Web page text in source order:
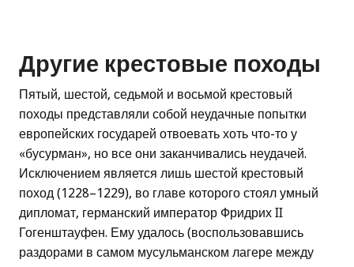
Другие крестовые походы
Пятый, шестой, седьмой и восьмой крестовый
походы представляли собой неудачные попытки
европейских государей отвоевать хоть что-то у
«бусурман», но все они заканчивались неудачей.
Исключением является лишь шестой крестовый
поход (1228–1229), во главе которого стоял умный
дипломат, германский император Фридрих II
Гогенштауфен. Ему удалось (воспользовавшись
раздорами в самом мусульманском лагере между